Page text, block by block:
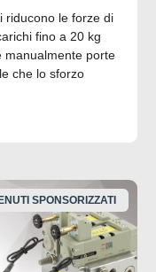
riducono le forze di
fino a 20 kg
manualmente porte
che lo sforzo
SPONSORIZZATI